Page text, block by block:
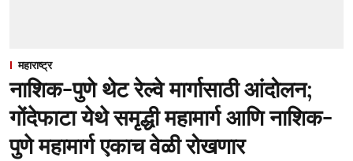
महाराष्ट्र
नाशिक-पुणे थेट रेल्वे मार्गासाठी आंदोलन;
गोंदेफाटा येथे समृद्धी महामार्ग आणि नाशिक-
पुणे महामार्ग एकाच वेळी रोखणार